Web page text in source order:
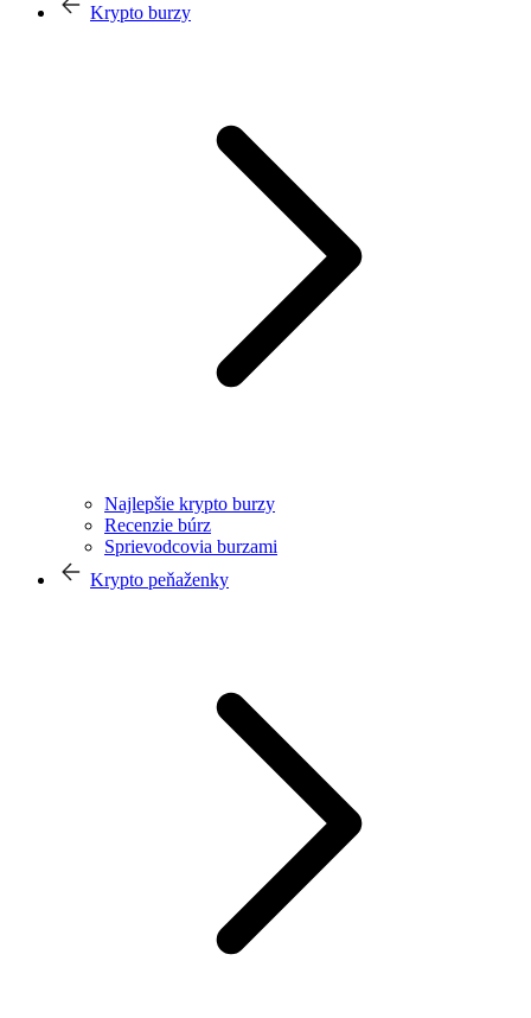
Krypto burzy
Najlepšie krypto burzy
Recenzie búrz
Sprievodcovia burzami
Krypto peňaženky